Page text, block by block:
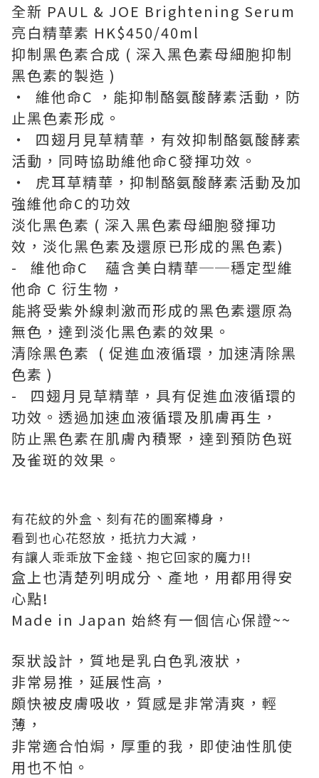
全新 PAUL & JOE Brightening Serum
亮白精華素 HK$450/40ml
抑制黑色素合成 ( 深入黑色素母細胞抑制
黑色素的製造 )
・ 維他命C ，能抑制酪氨酸酵素活動，防
止黑色素形成。
・ 四翅月見草精華，有效抑制酪氨酸酵素
活動，同時協助維他命C發揮功效。
・ 虎耳草精華，抑制酪氨酸酵素活動及加
強維他命C的功效
淡化黑色素 ( 深入黑色素母細胞發揮功
效，淡化黑色素及還原已形成的黑色素)
- 維他命C 蘊含美白精華──穩定型維
他命 C 衍生物，
能將受紫外線刺激而形成的黑色素還原為
無色，達到淡化黑色素的效果。
清除黑色素 ( 促進血液循環，加速清除黑
色素 )
- 四翅月見草精華，具有促進血液循環的
功效。透過加速血液循環及肌膚再生，
防止黑色素在肌膚內積聚，達到預防色斑
及雀斑的效果。
有花紋的外盒、刻有花的圖案樽身，
看到也心花怒放，抵抗力大減，
有讓人乖乖放下金錢、抱它回家的魔力!!
盒上也清楚列明成分、產地，用都用得安
心點!
Made in Japan 始終有一個信心保證~~
泵狀設計，質地是乳白色乳液狀，
非常易推，延展性高，
頗快被皮膚吸收，質感是非常清爽，輕
薄，
非常適合怕焗，厚重的我，即使油性肌使
用也不怕。